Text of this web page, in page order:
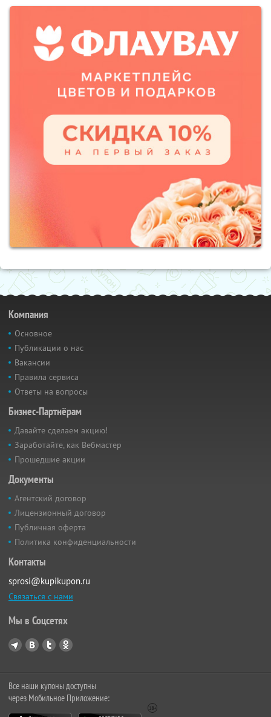
Компания
Основное
Публикации о нас
Вакансии
Правила сервиса
Ответы на вопросы
Бизнес-Партнёрам
Давайте сделаем акцию!
Заработайте, как Вебмастер
Прошедшие акции
Документы
Агентский договор
Лицензионный договор
Публичная оферта
Политика конфиденциальности
Контакты
sprosi@kupikupon.ru
Связаться с нами
Мы в Соцсетях
Все наши купоны доступны
через Мобильное Приложение: